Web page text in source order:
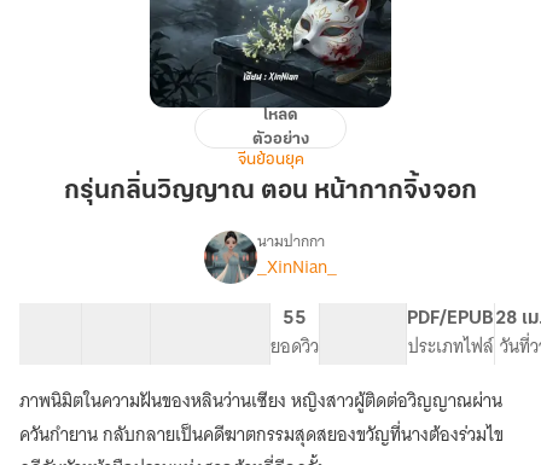
วิญญาณ
ตอน
หน้ากาก
จิ้งจอก
โหลด
ตัวอย่าง
จีนย้อนยุค
กรุ่นกลิ่นวิญญาณ ตอน หน้ากากจิ้งจอก
เรื่อง[ebook]
กลิ่น
วิญญาณ
ตอน
หน้ากาก
จิ้งจอก
[เริ่ม
นามปากกา
_XinNian_
55
ยอดวิว
PDF/EPUB
ประเภทไฟล์
28 เ
วันที่
ภาพนิมิตในความฝันของหลินว่านเซียง หญิงสาวผู้ติดต่อวิญญาณผ่าน
ควันกำยาน กลับกลายเป็นคดีฆาตกรรมสุดสยองขวัญที่นางต้องร่วมไข